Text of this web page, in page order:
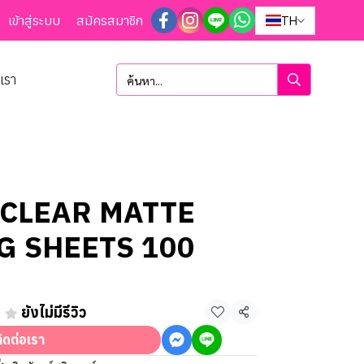
เข้าสู่ระบบ สมัครสมาชิก TH
า
MATTE
SHEETS 100
ยังไม่มีรีวิว
แชร์
ต่อเรา